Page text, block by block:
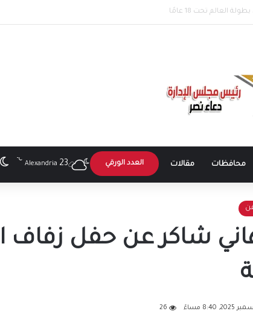
للنجم المصري في الدوري التركي
محافظات مقالات العدد الورقي Alexandria 23
℃
شاكر عن حفل زفاف
26